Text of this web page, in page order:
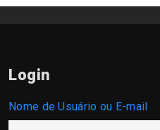
Login
Nome de Usuário ou E-mail